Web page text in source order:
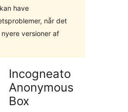
have
når det
versioner af
Incogneato
Anonymous
Box